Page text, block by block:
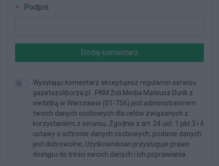
Podpis
Dodaj komentarz
Wysyłając komentarz akceptujesz regulamin serwisu
gazetazoliborza.pl . PKM Żoli Media Mateusz Durik z
siedzibą w Warszawie (01-756) jest administratorem
twoich danych osobowych dla celów związanych z
korzystaniem z serwisu. Zgodnie z art. 24 ust. 1 pkt 3 i 4
ustawy o ochronie danych osobowych, podanie danych
jest dobrowolne, Użytkownikowi przysługuje prawo
dostępu do treści swoich danych i ich poprawiania.